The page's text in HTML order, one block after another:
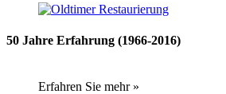
50 Jahre Erfahrung (1966-2016)
Erfahren Sie mehr »